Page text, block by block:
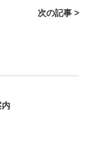
次の記事 >
内